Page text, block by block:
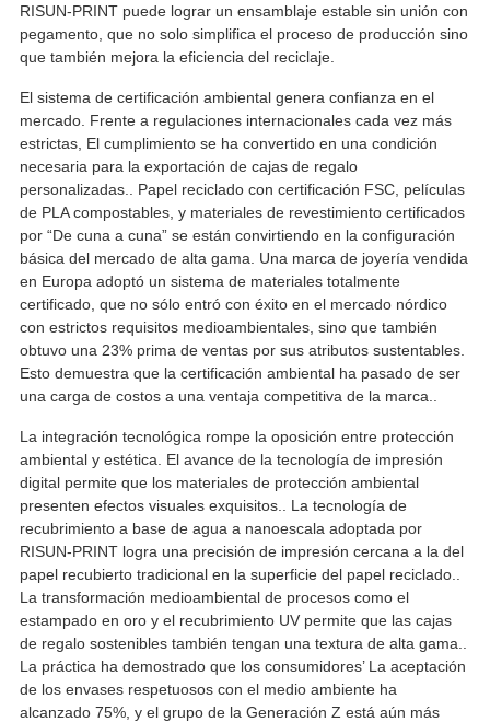
RISUN-PRINT puede lograr un ensamblaje estable sin unión con
pegamento, que no solo simplifica el proceso de producción sino
que también mejora la eficiencia del reciclaje.
El sistema de certificación ambiental genera confianza en el
mercado. Frente a regulaciones internacionales cada vez más
estrictas, El cumplimiento se ha convertido en una condición
necesaria para la exportación de cajas de regalo
personalizadas.. Papel reciclado con certificación FSC, películas
de PLA compostables, y materiales de revestimiento certificados
por “De cuna a cuna” se están convirtiendo en la configuración
básica del mercado de alta gama. Una marca de joyería vendida
en Europa adoptó un sistema de materiales totalmente
certificado, que no sólo entró con éxito en el mercado nórdico
con estrictos requisitos medioambientales, sino que también
obtuvo una 23% prima de ventas por sus atributos sustentables.
Esto demuestra que la certificación ambiental ha pasado de ser
una carga de costos a una ventaja competitiva de la marca..
La integración tecnológica rompe la oposición entre protección
ambiental y estética. El avance de la tecnología de impresión
digital permite que los materiales de protección ambiental
presenten efectos visuales exquisitos.. La tecnología de
recubrimiento a base de agua a nanoescala adoptada por
RISUN-PRINT logra una precisión de impresión cercana a la del
papel recubierto tradicional en la superficie del papel reciclado..
La transformación medioambiental de procesos como el
estampado en oro y el recubrimiento UV permite que las cajas
de regalo sostenibles también tengan una textura de alta gama..
La práctica ha demostrado que los consumidores’ La aceptación
de los envases respetuosos con el medio ambiente ha
alcanzado 75%, y el grupo de la Generación Z está aún más